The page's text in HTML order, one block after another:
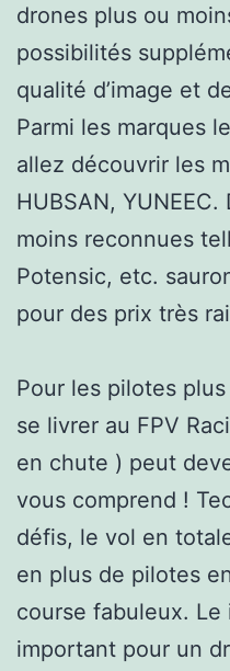
drones plus ou
possibilités
qualité d’image et
Parmi les marques
allez découvrir les
HUBSAN, YUNEEC.
moins reconnues
Potensic, etc.
pour des prix très
Pour les pilotes
se livrer au FPV
en chute ) peut
vous comprend !
défis, le vol en
en plus de pilotes
course fabuleux.
important pour un